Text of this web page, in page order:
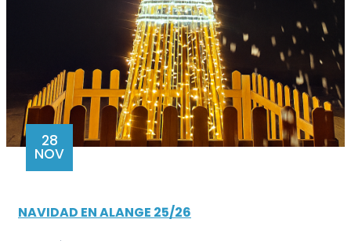
28
NOV
NAVIDAD EN ALANGE 25/26